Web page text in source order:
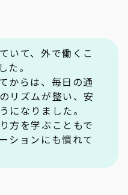
いて、外で働くこ
た。
からは、毎日の通
リズムが整い、安
になりました。
方を学ぶこともで
ションにも慣れて